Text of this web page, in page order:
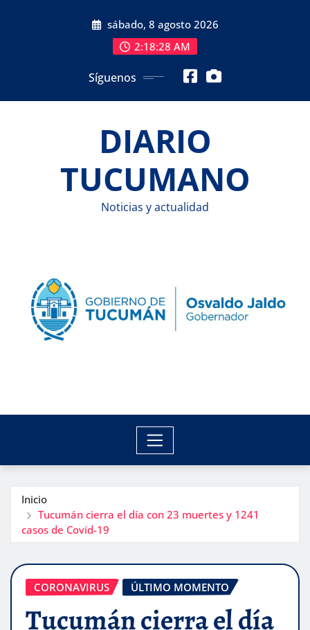
sábado, 8 agosto 2026
2:18:28 AM
Síguenos
DIARIO
TUCUMANO
Noticias y actualidad
Inicio
Tucumán cierra el día con 23 muertes y 1241
casos de Covid-19
CORONAVIRUS ÚLTIMO MOMENTO
Tucumán cierra el día